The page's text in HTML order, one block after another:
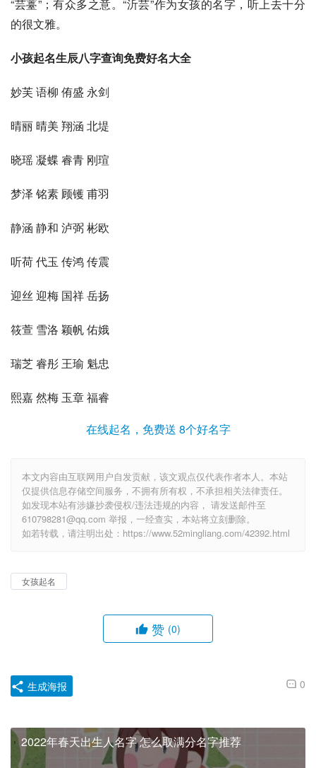
“芸薹”；有众多之意。“沂芸”作为女孩的名字，听上去十分
的很文雅。
小孩起名生辰八字查询免费好名大全
妙芙 语柳 侑盛 永剑
晴丽 晴美 翔涵 北堤
晓瑶 凝蝶 睿青 刚瑄
梦泽 铭素 顾镬 甫羽
静涵 静和 泸弼 彬欧
听荷 代玉 传鸿 传震
迎丝 迎梅 国祥 岳扬
筱萱 雪洛 颖帆 佑娥
瑞芝 睿彤 王瑜 魁忠
熙嘉 然梅 玉章 福睿
在线起名，免费送 8个好名字
本文内容由互联网用户自发贡献，该文观点仅代表作者本人。本站
仅提供信息存储空间服务，不拥有所有权，不承担相关法律责任。
如发现本站有涉嫌抄袭侵权/违法违规的内容， 请发送邮件至
610798281@qq.com 举报，一经查实，本站将立刻删除。
如若转载，请注明出处：https://www.52mingliang.com/42392.html
女孩起名
赞 (0)
0
生成海报
2022年春天出生人名字 怎么取满分名字推荐